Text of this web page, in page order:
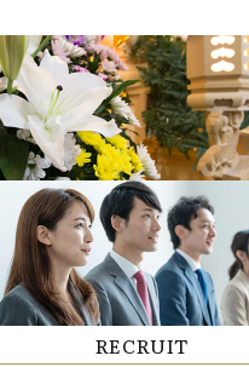
MEMORIAL
法要について
RECRUIT